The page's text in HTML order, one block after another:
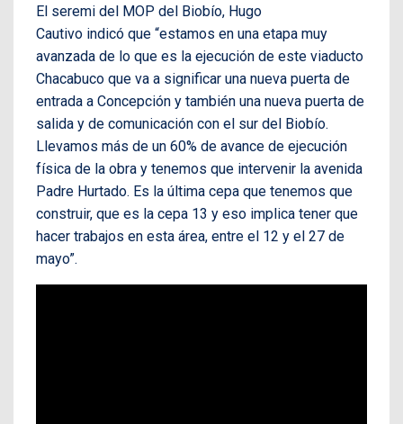
El seremi del MOP del Biobío, Hugo
Cautivo indicó que “estamos en una etapa muy
avanzada de lo que es la ejecución de este viaducto
Chacabuco que va a significar una nueva puerta de
entrada a Concepción y también una nueva puerta de
salida y de comunicación con el sur del Biobío.
Llevamos más de un 60% de avance de ejecución
física de la obra y tenemos que intervenir la avenida
Padre Hurtado. Es la última cepa que tenemos que
construir, que es la cepa 13 y eso implica tener que
hacer trabajos en esta área, entre el 12 y el 27 de
mayo”.